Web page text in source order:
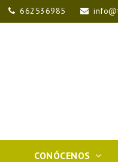
Entrar662536985
CONÓCENOS